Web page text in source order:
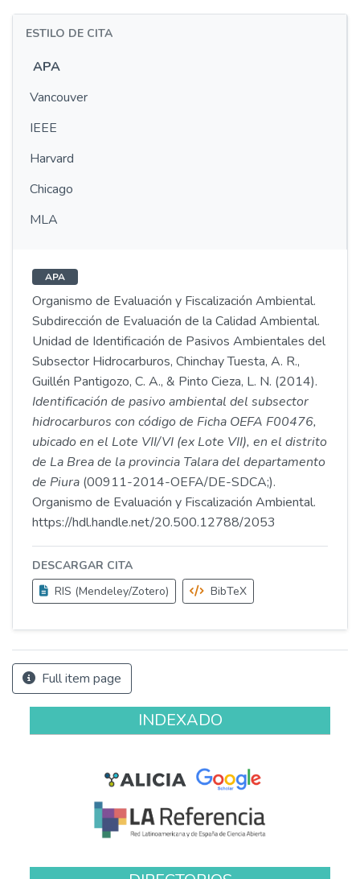
ESTILO DE CITA
APA
Vancouver
IEEE
Harvard
Chicago
MLA
APA
Organismo de Evaluación y Fiscalización Ambiental.
Subdirección de Evaluación de la Calidad Ambiental.
Unidad de Identificación de Pasivos Ambientales del
Subsector Hidrocarburos, Chinchay Tuesta, A. R.,
Guillén Pantigozo, C. A., & Pinto Cieza, L. N. (2014).
Identificación de pasivo ambiental del subsector
hidrocarburos con código de Ficha OEFA F00476,
ubicado en el Lote VII/VI (ex Lote VII), en el distrito
de La Brea de la provincia Talara del departamento
de Piura (00911-2014-OEFA/DE-SDCA;).
Organismo de Evaluación y Fiscalización Ambiental.
https://hdl.handle.net/20.500.12788/2053
DESCARGAR CITA
RIS (Mendeley/Zotero)
BibTeX
Full item page
INDEXADO